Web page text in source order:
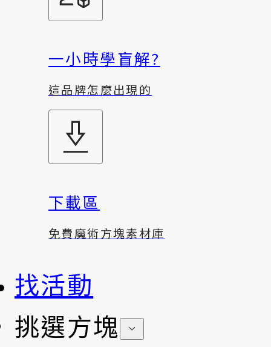
一小時學盲解?
這品牌怎麼出現的
下載區
免費魔術方塊素材庫
找活動
挑選方塊